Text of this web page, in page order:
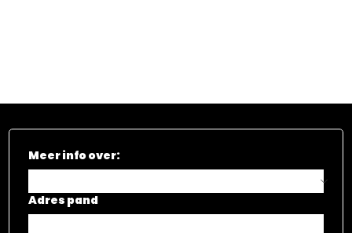
Meer info over:
Adres pand